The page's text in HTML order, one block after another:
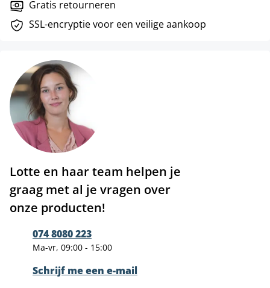
Gratis retourneren
SSL-encryptie voor een veilige aankoop
Lotte en haar team helpen je
graag met al je vragen over
onze producten!
074 8080 223
Ma-vr, 09:00 - 15:00
Schrijf me een e-mail